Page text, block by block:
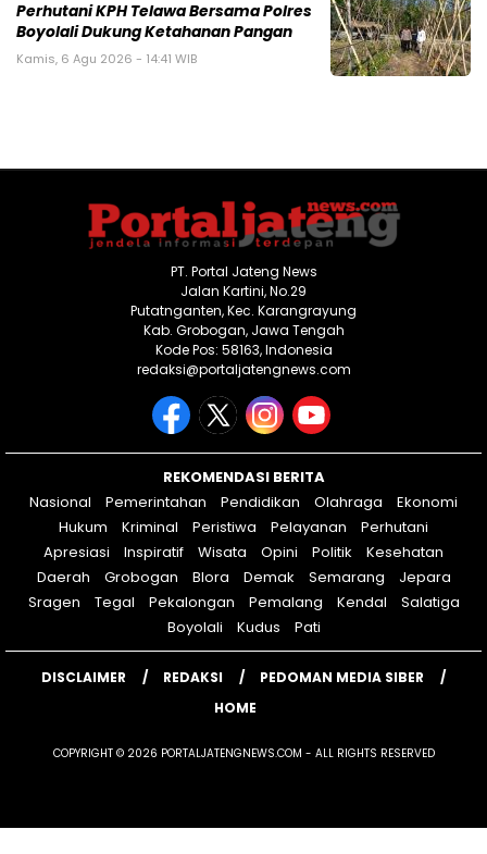
Perhutani KPH Telawa Bersama Polres
Boyolali Dukung Ketahanan Pangan
Kamis, 6 Agu 2026 - 14:41 WIB
PT. Portal Jateng News
Jalan Kartini, No.29
Putatnganten, Kec. Karangrayung
Kab. Grobogan, Jawa Tengah
Kode Pos: 58163, Indonesia
redaksi@portaljatengnews.com
REKOMENDASI BERITA
Nasional
Pemerintahan Pendidikan Olahraga
Ekonomi
Hukum
Kriminal Peristiwa Pelayanan
Perhutani
Apresiasi
Inspiratif Wisata Opini Politik
Kesehatan
Daerah
Grobogan Blora Demak Semarang
Jepara
Sragen
Tegal Pekalongan Pemalang Kendal
Salatiga
Boyolali
Kudus Pati
DISCLAIMER REDAKSI
PEDOMAN MEDIA SIBER
HOME
COPYRIGHT © 2026 PORTALJATENGNEWS.COM - ALL RIGHTS RESERVED